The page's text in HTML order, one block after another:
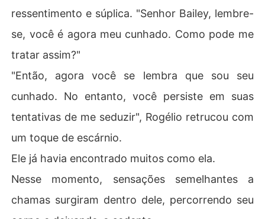
ressentimento e súplica. "Senhor Bailey, lembre-
se, você é agora meu cunhado. Como pode me
tratar assim?"
"Então, agora você se lembra que sou seu
cunhado. No entanto, você persiste em suas
tentativas de me seduzir", Rogélio retrucou com
um toque de escárnio.
Ele já havia encontrado muitos como ela.
Nesse momento, sensações semelhantes a
chamas surgiram dentro dele, percorrendo seu